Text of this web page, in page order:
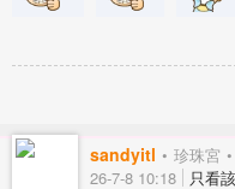
sandyitl 珍珠宮
26-7-8 10:18 只看